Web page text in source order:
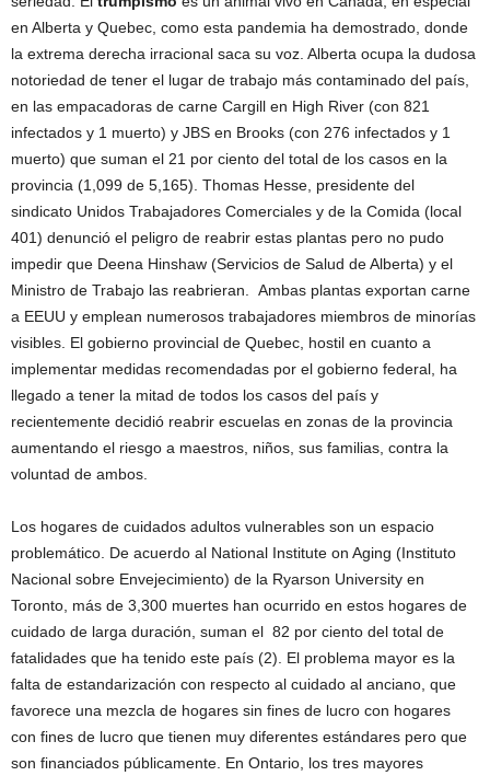
en Alberta y Quebec, como esta pandemia ha demostrado, donde
la extrema derecha irracional saca su voz. Alberta ocupa la dudosa
notoriedad de tener el lugar de trabajo más contaminado del país,
en las empacadoras de carne Cargill en High River (con 821
infectados y 1 muerto) y JBS en Brooks (con 276 infectados y 1
muerto) que suman el 21 por ciento del total de los casos en la
provincia (1,099 de 5,165). Thomas Hesse, presidente del
sindicato Unidos Trabajadores Comerciales y de la Comida (local
401) denunció el peligro de reabrir estas plantas pero no pudo
impedir que Deena Hinshaw (Servicios de Salud de Alberta) y el
Ministro de Trabajo las reabrieran. Ambas plantas exportan carne
a EEUU y emplean numerosos trabajadores miembros de minorías
visibles. El gobierno provincial de Quebec, hostil en cuanto a
implementar medidas recomendadas por el gobierno federal, ha
llegado a tener la mitad de todos los casos del país y
recientemente decidió reabrir escuelas en zonas de la provincia
aumentando el riesgo a maestros, niños, sus familias, contra la
voluntad de ambos.
Los hogares de cuidados adultos vulnerables son un espacio
problemático. De acuerdo al National Institute on Aging (Instituto
Nacional sobre Envejecimiento) de la Ryarson University en
Toronto, más de 3,300 muertes han ocurrido en estos hogares de
cuidado de larga duración, suman el 82 por ciento del total de
fatalidades que ha tenido este país (2). El problema mayor es la
falta de estandarización con respecto al cuidado al anciano, que
favorece una mezcla de hogares sin fines de lucro con hogares
con fines de lucro que tienen muy diferentes estándares pero que
son financiados públicamente. En Ontario, los tres mayores